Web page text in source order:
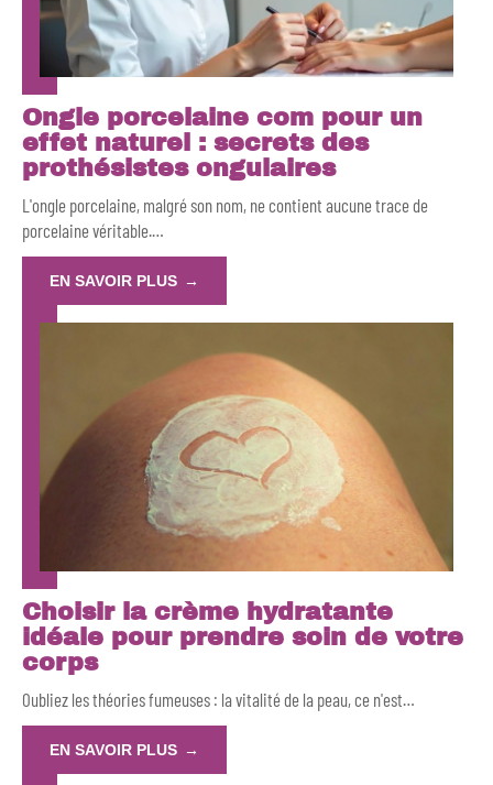
Ongle porcelaine com pour un
effet naturel : secrets des
prothésistes ongulaires
L'ongle porcelaine, malgré son nom, ne contient aucune trace de
porcelaine véritable.…
EN SAVOIR PLUS
Choisir la crème hydratante
idéale pour prendre soin de votre
corps
Oubliez les théories fumeuses : la vitalité de la peau, ce n'est…
EN SAVOIR PLUS